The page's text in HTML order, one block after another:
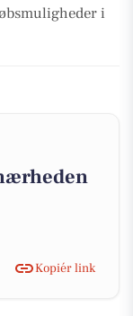
i
Kopiér link